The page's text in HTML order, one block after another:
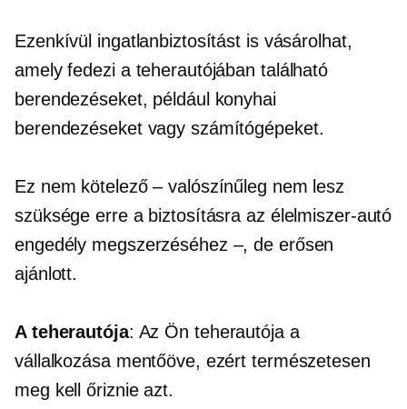
Ezenkívül ingatlanbiztosítást is vásárolhat,
amely fedezi a teherautójában található
berendezéseket, például konyhai
berendezéseket vagy számítógépeket.
Ez nem kötelező – valószínűleg nem lesz
szüksége erre a biztosításra az élelmiszer-autó
engedély megszerzéséhez –, de erősen
ajánlott.
A teherautója: Az Ön teherautója a
vállalkozása mentőöve, ezért természetesen
meg kell őriznie azt.